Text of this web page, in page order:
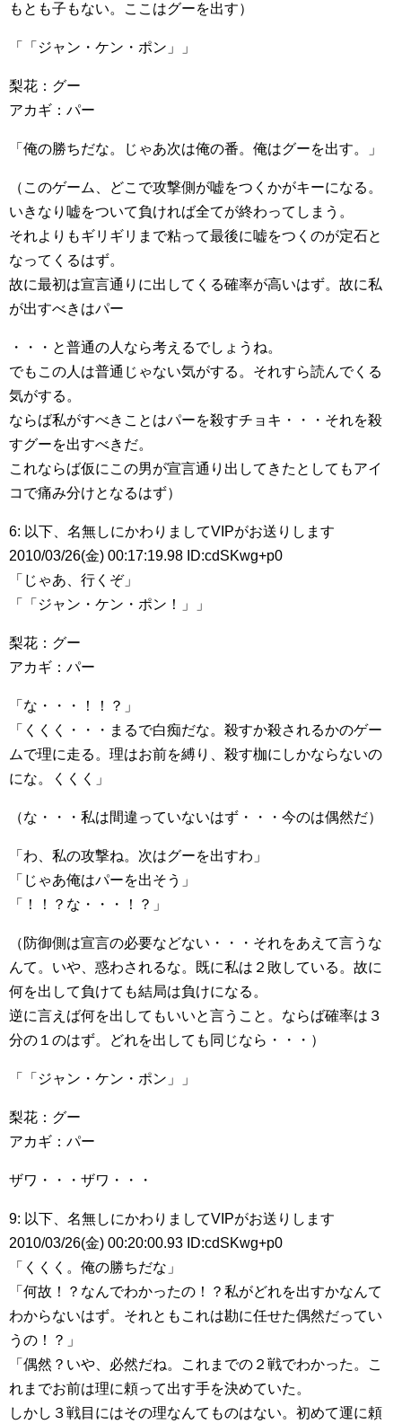
もとも子もない。ここはグーを出す）
「「ジャン・ケン・ポン」」
梨花：グー
アカギ：パー
「俺の勝ちだな。じゃあ次は俺の番。俺はグーを出す。」
（このゲーム、どこで攻撃側が嘘をつくかがキーになる。
いきなり嘘をついて負ければ全てが終わってしまう。
それよりもギリギリまで粘って最後に嘘をつくのが定石と
なってくるはず。
故に最初は宣言通りに出してくる確率が高いはず。故に私
が出すべきはパー
・・・と普通の人なら考えるでしょうね。
でもこの人は普通じゃない気がする。それすら読んでくる
気がする。
ならば私がすべきことはパーを殺すチョキ・・・それを殺
すグーを出すべきだ。
これならば仮にこの男が宣言通り出してきたとしてもアイ
コで痛み分けとなるはず）
6: 以下、名無しにかわりましてVIPがお送りします
2010/03/26(金) 00:17:19.98 ID:cdSKwg+p0
「じゃあ、行くぞ」
「「ジャン・ケン・ポン！」」
梨花：グー
アカギ：パー
「な・・・！！？」
「くくく・・・まるで白痴だな。殺すか殺されるかのゲー
ムで理に走る。理はお前を縛り、殺す枷にしかならないの
にな。くくく」
（な・・・私は間違っていないはず・・・今のは偶然だ）
「わ、私の攻撃ね。次はグーを出すわ」
「じゃあ俺はパーを出そう」
「！！？な・・・！？」
（防御側は宣言の必要などない・・・それをあえて言うな
んて。いや、惑わされるな。既に私は２敗している。故に
何を出して負けても結局は負けになる。
逆に言えば何を出してもいいと言うこと。ならば確率は３
分の１のはず。どれを出しても同じなら・・・）
「「ジャン・ケン・ポン」」
梨花：グー
アカギ：パー
ザワ・・・ザワ・・・
9: 以下、名無しにかわりましてVIPがお送りします
2010/03/26(金) 00:20:00.93 ID:cdSKwg+p0
「くくく。俺の勝ちだな」
「何故！？なんでわかったの！？私がどれを出すかなんて
わからないはず。それともこれは勘に任せた偶然だってい
うの！？」
「偶然？いや、必然だね。これまでの２戦でわかった。こ
れまでお前は理に頼って出す手を決めていた。
しかし３戦目にはその理なんてものはない。初めて運に頼